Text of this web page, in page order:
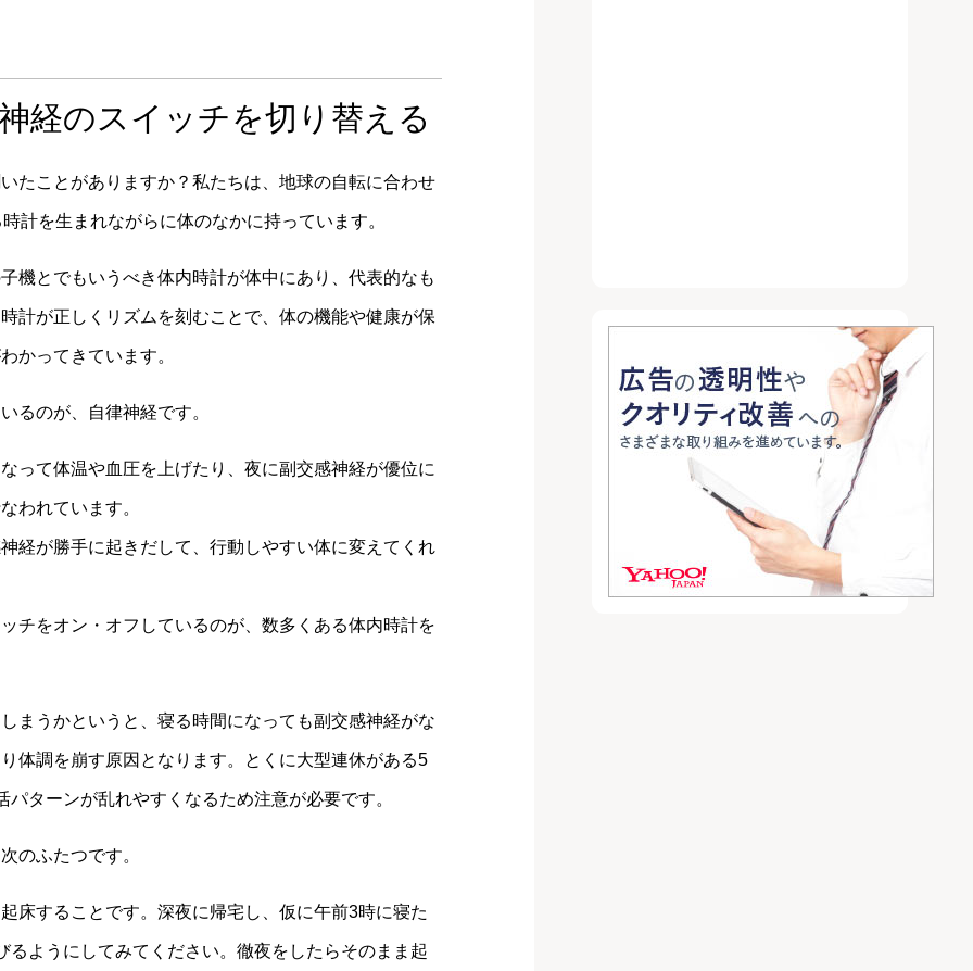
経のスイッチを切り替える
たことがありますか？私たちは、地球の自転に合わせ
計を生まれながらに体のなかに持っています。
機とでもいうべき体内時計が体中にあり、代表的なも
計が正しくリズムを刻むことで、体の機能や健康が保
かってきています。
るのが、自律神経です。
って体温や血圧を上げたり、夜に副交感神経が優位に
われています。
経が勝手に起きだして、行動しやすい体に変えてくれ
チをオン・オフしているのが、数多くある体内時計を
まうかというと、寝る時間になっても副交感神経がな
体調を崩す原因となります。とくに大型連休がある5
ターンが乱れやすくなるため注意が必要です。
のふたつです。
床することです。深夜に帰宅し、仮に午前3時に寝た
ようにしてみてください。徹夜をしたらそのまま起